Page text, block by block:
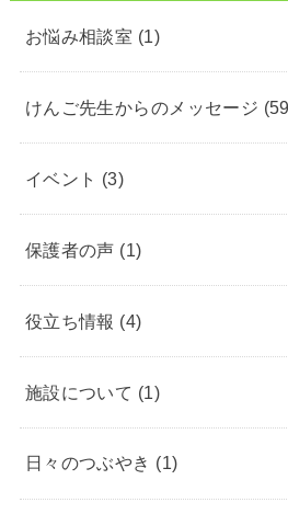
お悩み相談室 (1)
けんご先生からのメッセージ
イベント (3)
保護者の声 (1)
役立ち情報 (4)
施設について (1)
日々のつぶやき (1)